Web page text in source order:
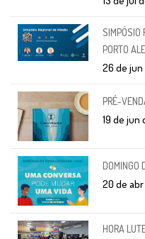
SIMPÓSIO
PORTO
26 de
PRÉ-
19 de jun
DOMINGO
20 de
HORA